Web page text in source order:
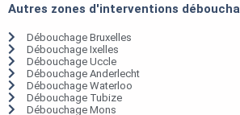
Autres zones d'interventions
Débouchage Bruxelles
Débouchage Ixelles
Débouchage Uccle
Débouchage Anderlecht
Débouchage Waterloo
Débouchage Tubize
Débouchage Mons